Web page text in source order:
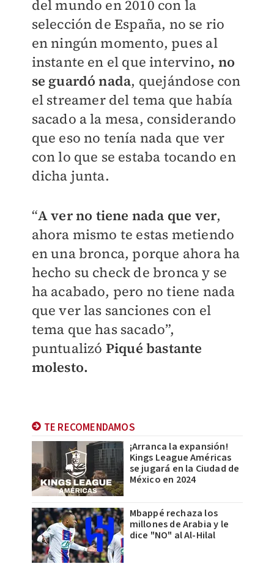
del mundo en 2010 con la
selección de España, no se rio
en ningún momento, pues al
instante en el que intervino, no
se guardó nada, quejándose con
el streamer del tema que había
sacado a la mesa, considerando
que eso no tenía nada que ver
con lo que se estaba tocando en
dicha junta.
“A ver no tiene nada que ver,
ahora mismo te estas metiendo
en una bronca, porque ahora ha
hecho su check de bronca y se
ha acabado, pero no tiene nada
que ver las sanciones con el
tema que has sacado”,
puntualizó Piqué bastante
molesto.
TE RECOMENDAMOS
¡Arranca la expansión!
Kings League Américas
se jugará en la Ciudad de
México en 2024
Mbappé rechaza los
millones de Arabia y le
dice "NO" al Al-Hilal